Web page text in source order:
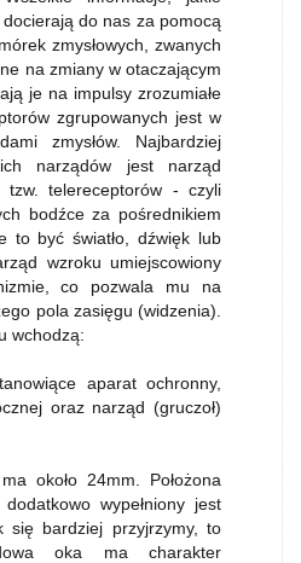
do nas za pomocą
zmysłowych, zwanych
na zmiany w otaczającym
je na impulsy zrozumiałe
zgrupowanych jest w
zmysłów. Najbardziej
narządów jest narząd
telereceptorów - czyli
bodźce za pośrednikiem
to być światło, dźwięk lub
wzroku umiejscowiony
co pozwala mu na
pola zasięgu (widzenia).
wchodzą:
aparat ochronny,
oraz narząd (gruczoł)
około 24mm. Położona
wypełniony jest
się bardziej przyjrzymy, to
oka ma charakter